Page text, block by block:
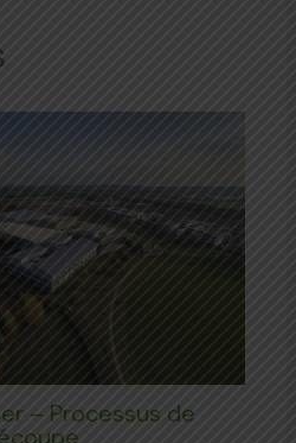
– Processus de